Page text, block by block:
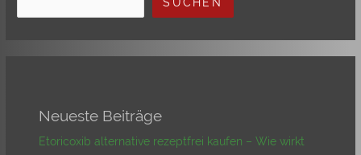
Neueste Beiträge
Etoricoxib alternative rezeptfrei kaufen – Wie wirkt